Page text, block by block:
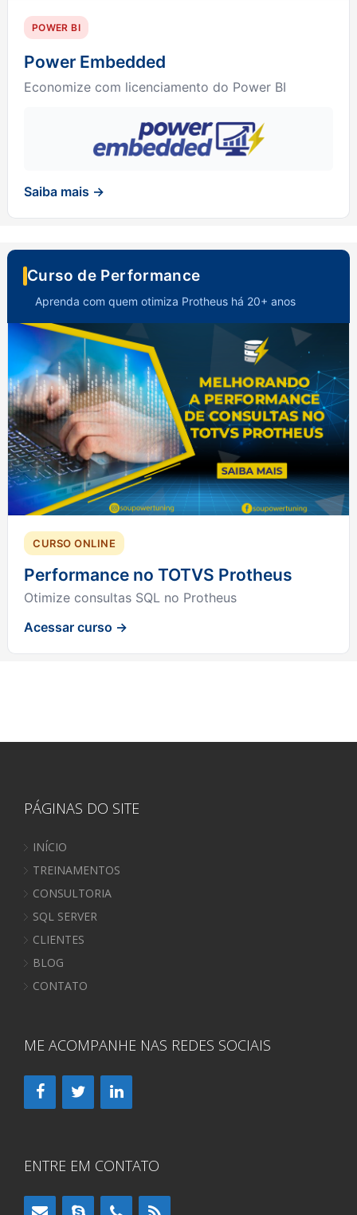
POWER BI
Power Embedded
Economize com licenciamento do Power BI
Saiba mais →
Curso de Performance
Aprenda com quem otimiza Protheus há 20+ anos
CURSO ONLINE
Performance no TOTVS Protheus
Otimize consultas SQL no Protheus
Acessar curso →
PÁGINAS DO SITE
INÍCIO
TREINAMENTOS
CONSULTORIA
SQL SERVER
CLIENTES
BLOG
CONTATO
ME ACOMPANHE NAS REDES SOCIAIS
ENTRE EM CONTATO